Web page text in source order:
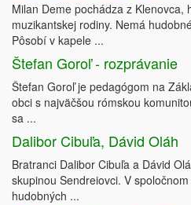
Milan Deme pochádza z Klenovca,
muzikantskej rodiny. Nemá
Pôsobí v kapele ...
Štefan Goroľ - rozprávanie
Štefan Goroľ je pedagógom na
obci s najväčšou rómskou
sa ...
Dalibor Cibuľa, Dávid Oláh
Bratranci Dalibor Cibuľa a Dávid
skupinou Sendreiovci. V
hudobných ...